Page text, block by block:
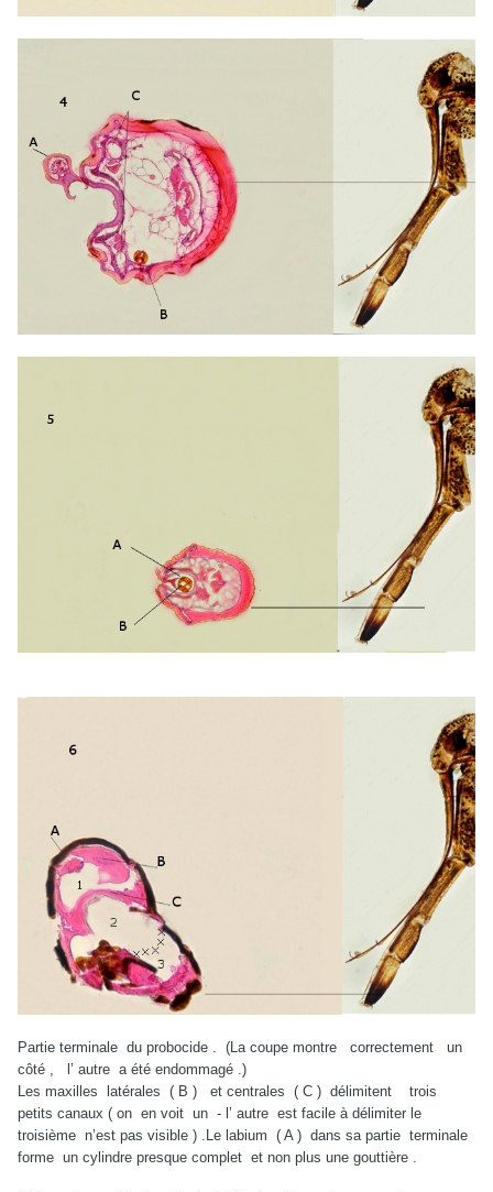
Partie terminale du probocide . (La coupe montre correctement un
côté , l’ autre a été endommagé .)
Les maxilles latérales ( B ) et centrales ( C ) délimitent trois
petits canaux ( on en voit un - l’ autre est facile à délimiter le
troisième n’est pas visible ) .Le labium ( A ) dans sa partie terminale
forme un cylindre presque complet et non plus une gouttière .